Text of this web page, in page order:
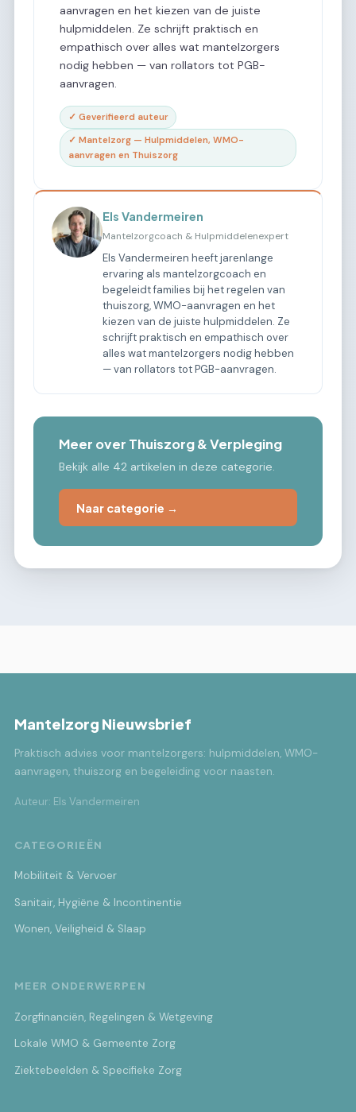
aanvragen en het kiezen van de juiste
hulpmiddelen. Ze schrijft praktisch en
empathisch over alles wat mantelzorgers
nodig hebben — van rollators tot PGB-
aanvragen.
✓ Geverifieerd auteur
✓ Mantelzorg — Hulpmiddelen, WMO-
aanvragen en Thuiszorg
Els Vandermeiren
Mantelzorgcoach & Hulpmiddelenexpert
Els Vandermeiren heeft jarenlange
ervaring als mantelzorgcoach en
begeleidt families bij het regelen van
thuiszorg, WMO-aanvragen en het
kiezen van de juiste hulpmiddelen. Ze
schrijft praktisch en empathisch over
alles wat mantelzorgers nodig hebben
— van rollators tot PGB-aanvragen.
Meer over Thuiszorg & Verpleging
Bekijk alle 42 artikelen in deze categorie.
Naar categorie →
Mantelzorg Nieuwsbrief
Praktisch advies voor mantelzorgers: hulpmiddelen, WMO-
aanvragen, thuiszorg en begeleiding voor naasten.
Auteur: Els Vandermeiren
CATEGORIEËN
Mobiliteit & Vervoer
Sanitair, Hygiëne & Incontinentie
Wonen, Veiligheid & Slaap
MEER ONDERWERPEN
Zorgfinanciën, Regelingen & Wetgeving
Lokale WMO & Gemeente Zorg
Ziektebeelden & Specifieke Zorg